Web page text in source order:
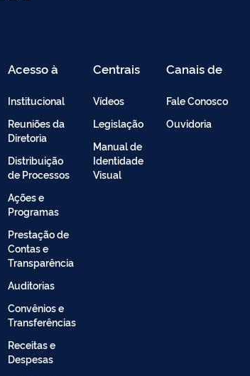
Acesso à
Institucional
Reuniões da
Diretoria
Distribuição
de Processos
Ações e
Programas
Prestação de
Contas e
Transparência
Auditorias
Convênios e
Transferências
Receitas e
Despesas
Centrais
Vídeos
Legislação
Manual de
Identidade
Visual
Canais de
Fale Conosco
Ouvidoria